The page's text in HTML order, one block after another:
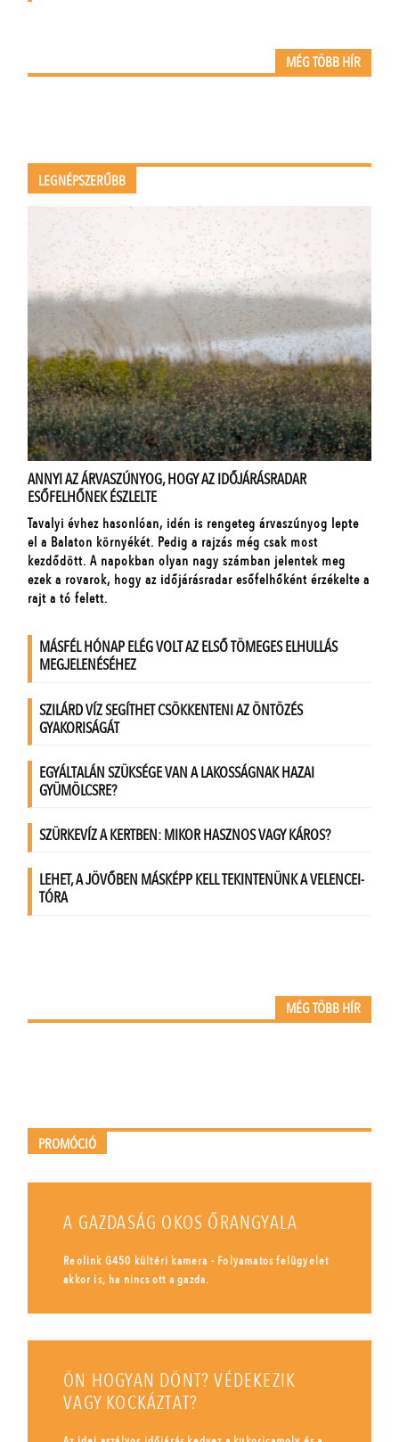
MÉG TÖBB HÍR
LEGNÉPSZERŰBB
MÉG TÖBB HÍR
PROMÓCIÓ
A GAZDASÁG OKOS ŐRANGYALA
Reolink G450 kültéri kamera - Folyamatos felügyelet
akkor is, ha nincs ott a gazda.
ÖN HOGYAN DÖNT? VÉDEKEZIK
VAGY KOCKÁZTAT?